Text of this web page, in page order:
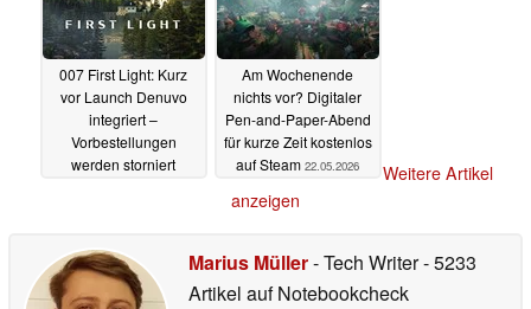
007 First Light: Kurz
vor Launch Denuvo
integriert –
Vorbestellungen
werden storniert
Am Wochenende
nichts vor? Digitaler
Pen-and-Paper-Abend
für kurze Zeit kostenlos
auf Steam 22.05.2026
Weitere Artikel
anzeigen
Marius Müller- Tech Writer- 5233
Artikel auf Notebookcheck